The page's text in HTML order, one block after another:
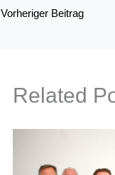
Vorheriger Beitrag
Related